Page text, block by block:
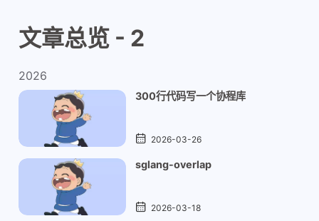
文章总览 - 2
2026
300行代码写一个协程库
2026-03-26
sglang-overlap
2026-03-18